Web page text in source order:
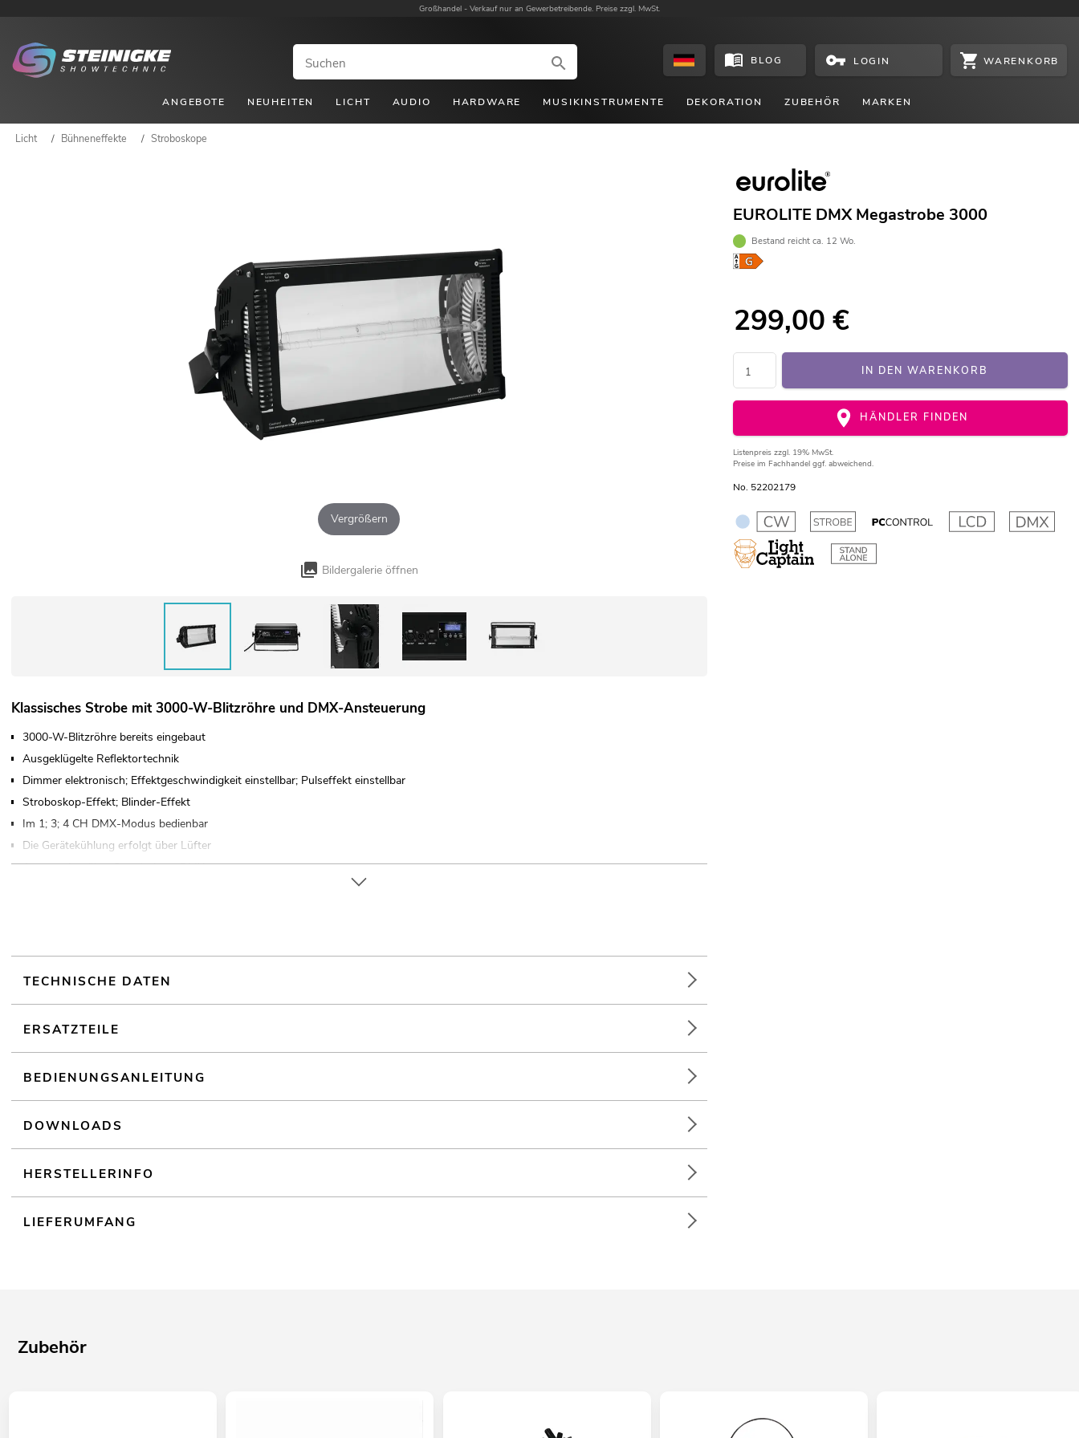
Großhandel - Verkauf nur an Gewerbetreibende. Preise zzgl. MwSt.
BLOG LOGIN WARENKORB
ANGEBOTE NEUHEITEN LICHT AUDIO HARDWARE MUSIKINSTRUMENTE DEKORATION ZUBEHÖR MARKEN
Licht / Bühneneffekte / Stroboskope
Vergrößern
Bildergalerie öffnen
EUROLITE DMX Megastrobe 3000
Bestand reicht ca. 12 Wo.
299,00 €
IN DEN WARENKORB
HÄNDLER FINDEN
Listenpreis zzgl. 19% MwSt.
Preise im Fachhandel ggf. abweichend.
No. 52202179
Klassisches Strobe mit 3000-W-Blitzröhre und DMX-Ansteuerung
3000-W-Blitzröhre bereits eingebaut
Ausgeklügelte Reflektortechnik
Dimmer elektronisch; Effektgeschwindigkeit einstellbar; Pulseffekt einstellbar
Stroboskop-Effekt; Blinder-Effekt
Im 1; 3; 4 CH DMX-Modus bedienbar
Die Gerätekühlung erfolgt über Lüfter
Ansteuerbar über Stand-alone; DMX
Sehr leiser Betrieb
Einsatzmöglichkeit: Fliegend; auf Stativ
TECHNISCHE DATEN
ERSATZTEILE
BEDIENUNGSANLEITUNG
DOWNLOADS
HERSTELLERINFO
LIEFERUMFANG
Zubehör